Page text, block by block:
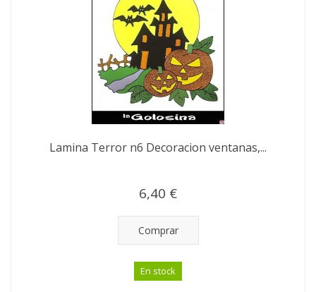
Lamina Terror n6 Decoracion ventanas,...
6,40 €
Comprar
En stock